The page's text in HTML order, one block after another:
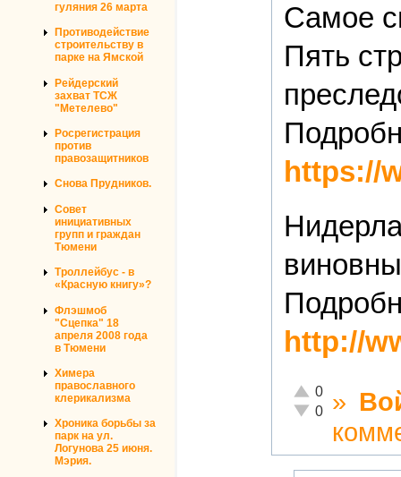
гуляния 26 марта
Противодействие
строительству в
парке на Ямской
Рейдерский
захват ТСЖ
"Метелево"
Росрегистрация
против
правозащитников
Снова Прудников.
Совет
инициативных
групп и граждан
Тюмени
Троллейбус - в
«Красную книгу»?
Флэшмоб
"Сцепка" 18
апреля 2008 года
в Тюмени
Химера
православного
клерикализма
Хроника борьбы за
парк на ул.
Логунова 25 июня.
Мэрия.
Самое
Пять
https://
http://
Отлично!
0
Неадекватно!
0 »